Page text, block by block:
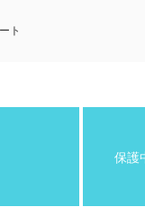
ト
保護